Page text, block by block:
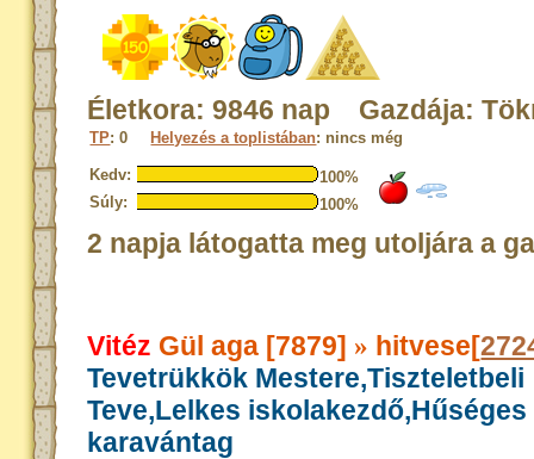
Életkora: 9846 nap Gazdája:
TP: 0 Helyezés a toplistában: nincs még
Kedv:
100%
Súly:
100%
2 napja látogatta meg utoljára a
Vitéz Gül aga [7879] » hitvese[
Tevetrükkök Mestere,Tiszteletbeli
Teve,Lelkes iskolakezdő,Hűséges
karavántag